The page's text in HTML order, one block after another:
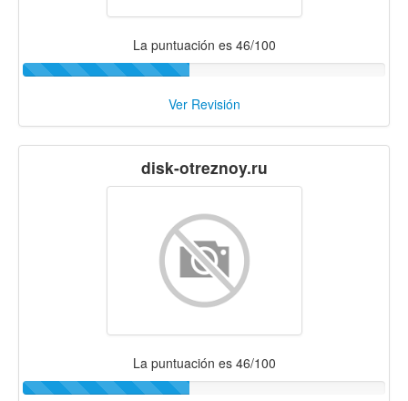
La puntuación es 46/100
Ver Revisión
disk-otreznoy.ru
La puntuación es 46/100